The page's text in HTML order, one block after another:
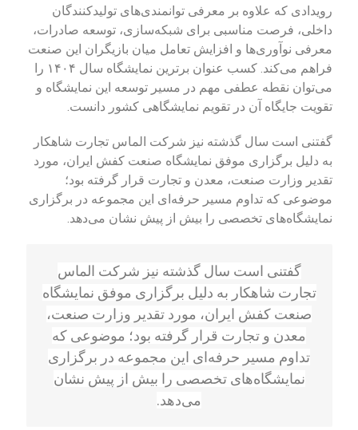
رویدادی که علاوه بر معرفی توانمندی‌های تولیدکنندگان
داخلی، فرصت مناسبی برای شبکه‌سازی، توسعه صادرات،
معرفی نوآوری‌ها و افزایش تعامل میان بازیگران این صنعت
فراهم می‌کند. کسب عنوان برترین نمایشگاه سال ۱۴۰۴ را
می‌توان نقطه عطفی مهم در مسیر توسعه این نمایشگاه و
تقویت جایگاه آن در تقویم نمایشگاهی کشور دانست.
گفتنی است سال گذشته نیز شرکت الماس تجارت شاهکار
به دلیل برگزاری موفق نمایشگاه صنعت کفش ایران، مورد
تقدیر وزارت صنعت، معدن و تجارت قرار گرفته بود؛
موضوعی که تداوم مسیر حرفه‌ای این مجموعه در برگزاری
نمایشگاه‌های تخصصی را بیش از پیش نشان می‌دهد.
گفتنی است سال گذشته نیز شرکت الماس
تجارت شاهکار به دلیل برگزاری موفق نمایشگاه
صنعت کفش ایران، مورد تقدیر وزارت صنعت،
معدن و تجارت قرار گرفته بود؛ موضوعی که
تداوم مسیر حرفه‌ای این مجموعه در برگزاری
نمایشگاه‌های تخصصی را بیش از پیش نشان
می‌دهد.